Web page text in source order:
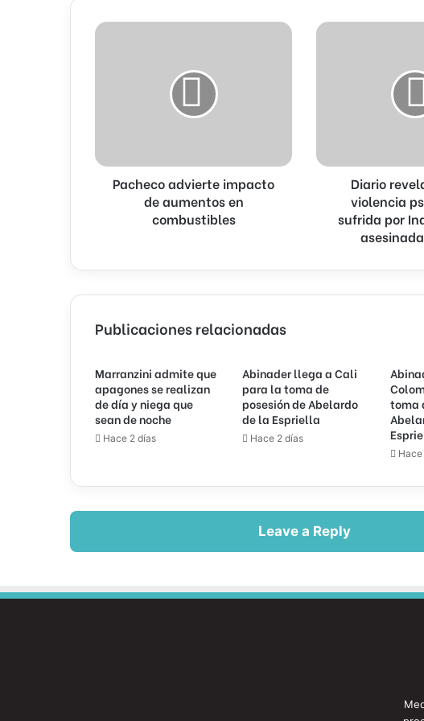
Pacheco
Pacheco advierte impacto
de aumentos en
combustibles
Diario
Indhira
asesinada
Diario
violencia
sufrida por
Publicaciones relacionadas
Marranzini admite que
apagones se realizan
de día y niega que
sean de noche
Hace 2 días
Abinader llega a Cali
para la toma de
posesión de Abelardo
de la Espriella
Hace 2 días
toma
Leave a Reply